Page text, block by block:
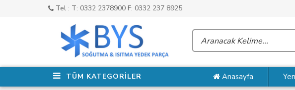
Tel : T: 0332 2378900 F: 0332 237 8925
TÜM KATEGORİLER Anasayfa